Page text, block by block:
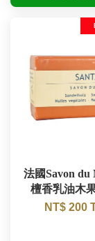
法國Savon du
檀香乳油木
NT$ 200